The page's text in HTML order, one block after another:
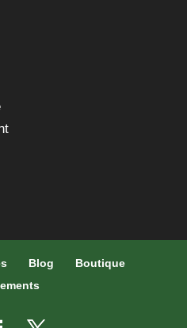
Blog
Boutique